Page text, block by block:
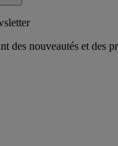
des nouveautés et des